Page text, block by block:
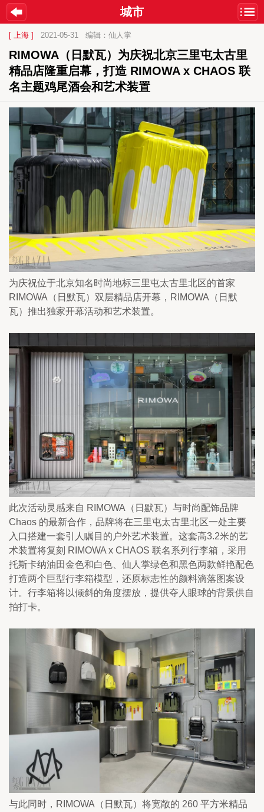
城市
[ 上海 ] 2021-05-31 编辑：仙人掌
RIMOWA（日默瓦）为庆祝北京三里屯太古里
精品店隆重启幕，打造 RIMOWA x CHAOS 联
名主题鸡尾酒会和艺术装置
为庆祝位于北京知名时尚地标三里屯太古里北区的首家
RIMOWA（日默瓦）双层精品店开幕，RIMOWA（日默
瓦）推出独家开幕活动和艺术装置。
此次活动灵感来自 RIMOWA（日默瓦）与时尚配饰品牌
Chaos 的最新合作，品牌将在三里屯太古里北区一处主要
入口搭建一套引人瞩目的户外艺术装置。这套高3.2米的艺
术装置将复刻 RIMOWA x CHAOS 联名系列行李箱，采用
托斯卡纳油田金色和白色、仙人掌绿色和黑色两款鲜艳配色
打造两个巨型行李箱模型，还原标志性的颜料滴落图案设
计。行李箱将以倾斜的角度摆放，提供夺人眼球的背景供自
拍打卡。
与此同时，RIMOWA（日默瓦）将宽敞的 260 平方米精品